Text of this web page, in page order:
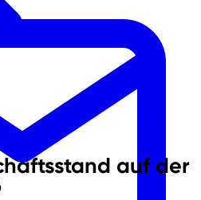
auf der